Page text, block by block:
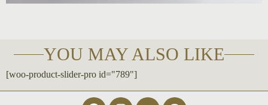
YOU MAY ALSO LIKE
[woo-product-slider-pro id="789"]